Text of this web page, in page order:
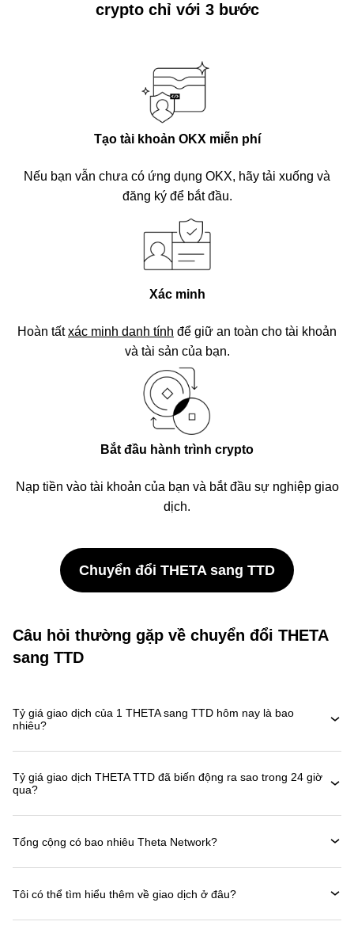
crypto chỉ với 3 bước
Tạo tài khoản OKX miễn phí
Nếu bạn vẫn chưa có ứng dụng OKX, hãy tải xuống và
đăng ký để bắt đầu.
Xác minh
Hoàn tấtxác minh danh tính để giữ an toàn cho tài khoản
và tài sản của bạn.
Bắt đầu hành trình crypto
Nạp tiền vào tài khoản của bạn và bắt đầu sự nghiệp giao
dịch.
Chuyển đổi THETA sang TTD
Câu hỏi thường gặp về chuyển đổi THETA
sang TTD
Tỷ giá giao dịch của 1 THETA sang TTD hôm nay là bao
nhiêu?
Tỷ giá giao dịch THETA TTD đã biến động ra sao trong 24 giờ
qua?
Tổng cộng có bao nhiêu Theta Network?
Tôi có thể tìm hiểu thêm về giao dịch ở đâu?